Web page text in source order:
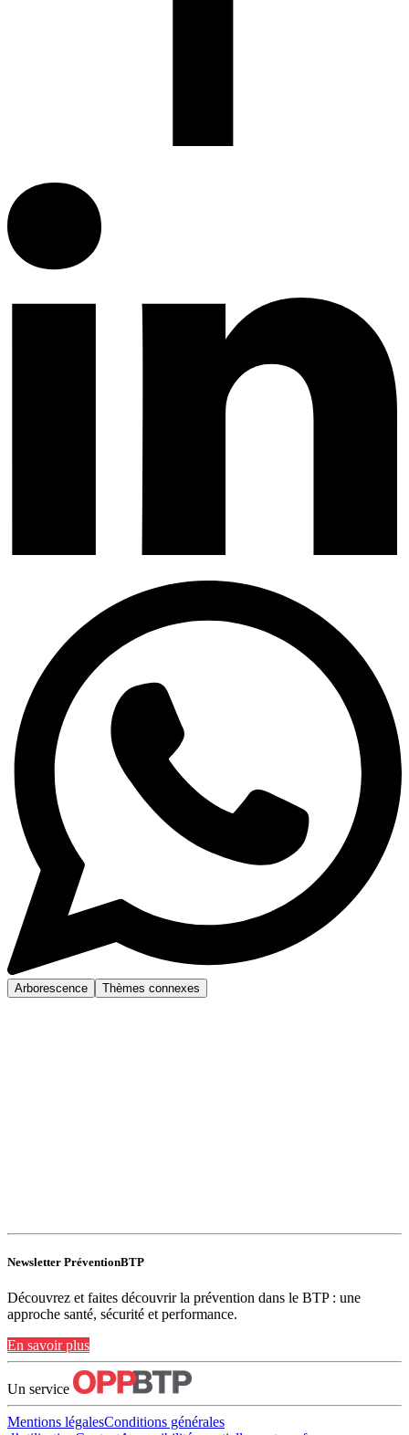
Arborescence Thèmes connexes
Newsletter PréventionBTP
Découvrez et faites découvrir la prévention dans le BTP : une
approche santé, sécurité et performance.
En savoir plus
Un service
Mentions légalesConditions générales